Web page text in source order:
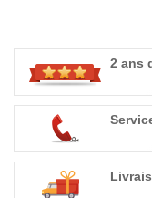
2 ans